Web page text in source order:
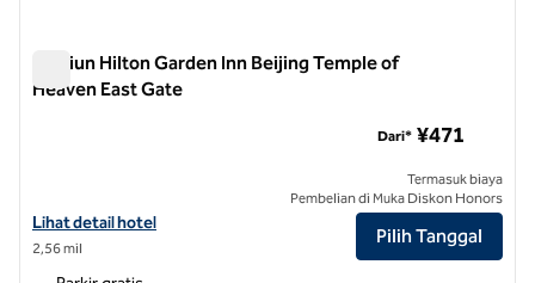
Stasiun Hilton Garden Inn Beijing Temple of
Heaven East Gate
Lihat detail hotel untuk Hilton Garden Inn Beijing Temple of Heaven
Lihat detail hotel
2,56 mil
Dari* ¥471
Termasuk biaya
Pembelian di Muka Diskon Honors
Pilih Tanggal